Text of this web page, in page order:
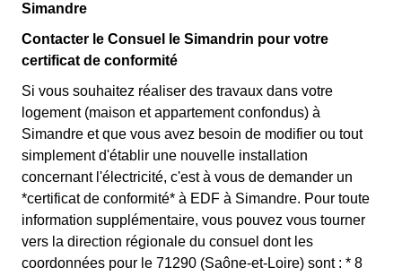
Simandre
Contacter le Consuel le Simandrin pour votre
certificat de conformité
Si vous souhaitez réaliser des travaux dans votre
logement (maison et appartement confondus) à
Simandre et que vous avez besoin de modifier ou tout
simplement d'établir une nouvelle installation
concernant l'électricité, c'est à vous de demander un
*certificat de conformité* à EDF à Simandre. Pour toute
information supplémentaire, vous pouvez vous tourner
vers la direction régionale du consuel dont les
coordonnées pour le 71290 (Saône-et-Loire) sont : * 8